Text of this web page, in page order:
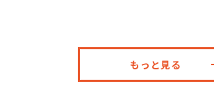
もっと見る